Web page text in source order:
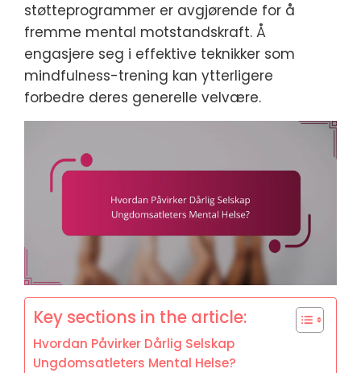
støtteprogrammer er avgjørende for å
fremme mental motstandskraft. Å
engasjere seg i effektive teknikker som
mindfulness-trening kan ytterligere
forbedre deres generelle velvære.
Key sections in the article:
Hvordan Påvirker Dårlig Selskap
Ungdomsatleters Mental Helse?